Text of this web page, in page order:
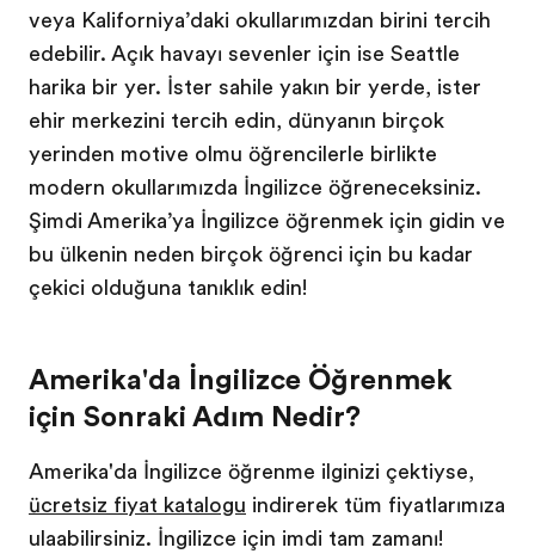
veya Kaliforniya’daki okullarımızdan birini tercih
edebilir. Açık havayı sevenler için ise Seattle
harika bir yer. İster sahile yakın bir yerde, ister
şehir merkezini tercih edin, dünyanın birçok
yerinden motive olmuş öğrencilerle birlikte
modern okullarımızda İngilizce öğreneceksiniz.
Şimdi Amerika’ya İngilizce öğrenmek için gidin ve
bu ülkenin neden birçok öğrenci için bu kadar
çekici olduğuna tanıklık edin!
Amerika'da İngilizce Öğrenmek
için Sonraki Adım Nedir?
Amerika'da İngilizce öğrenme ilginizi çektiyse,
ücretsiz fiyat katalogu indirerek tüm fiyatlarımıza
ulaşabilirsiniz. İngilizce için şimdi tam zamanı!